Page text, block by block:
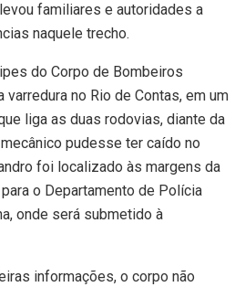
familiares e autoridades a
naquele trecho.
do Corpo de Bombeiros
varredura no Rio de Contas, em um
liga as duas rodovias, diante da
pudesse ter caído no
foi localizado às margens da
o Departamento de Polícia
onde será submetido à
informações, o corpo não